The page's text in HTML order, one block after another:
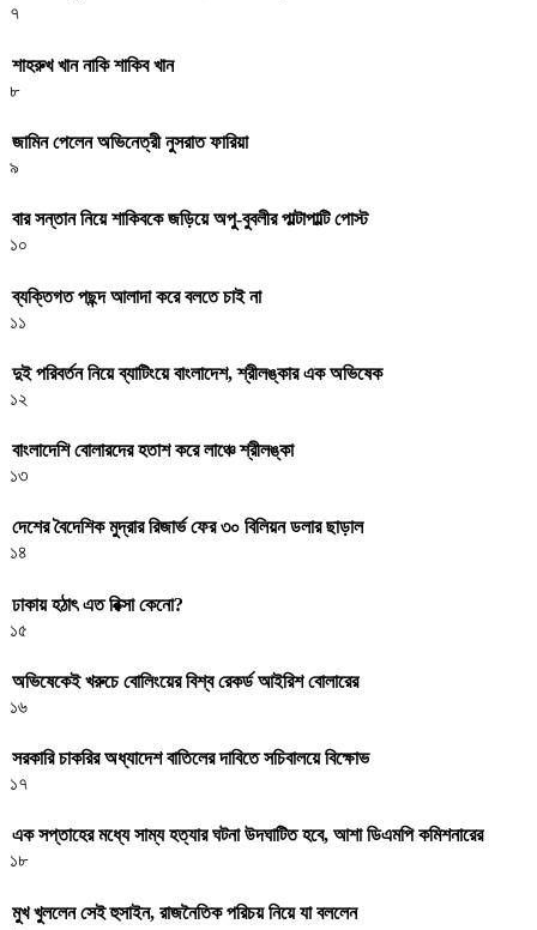
৭
শাহরুখ খান নাকি শাকিব খান
৮
জামিন পেলেন অভিনেত্রী নুসরাত ফারিয়া
৯
বার সন্তান নিয়ে শাকিবকে জড়িয়ে অপু-বুবলীর পাল্টাপাল্টি পোস্ট
১০
ব্যক্তিগত পছন্দ আলাদা করে বলতে চাই না
১১
দুই পরিবর্তন নিয়ে ব্যাটিংয়ে বাংলাদেশ, শ্রীলঙ্কার এক অভিষেক
১২
বাংলাদেশি বোলারদের হতাশ করে লাঞ্চে শ্রীলঙ্কা
১৩
দেশের বৈদেশিক মুদ্রার রিজার্ভ ফের ৩০ বিলিয়ন ডলার ছাড়াল
১৪
ঢাকায় হঠাৎ এত রিক্সা কেনো?
১৫
অভিষেকেই খরুচে বোলিংয়ের বিশ্ব রেকর্ড আইরিশ বোলারের
১৬
সরকারি চাকরির অধ্যাদেশ বাতিলের দাবিতে সচিবালয়ে বিক্ষোভ
১৭
এক সপ্তাহের মধ্যে সাম্য হত্যার ঘটনা উদঘাটিত হবে, আশা ডিএমপি কমিশনারের
১৮
মুখ খুললেন সেই হুসাইন, রাজনৈতিক পরিচয় নিয়ে যা বললেন